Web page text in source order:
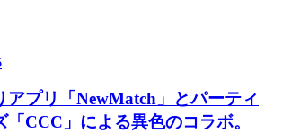
アプリ「NewMatch」とパーティ
「CCC」による異色のコラボ。